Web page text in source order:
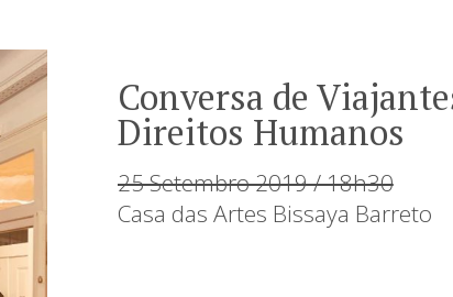
Conversa de
Direitos Humanos
25 Setembro 2019 / 18h30
Casa das Artes Bissaya Barreto